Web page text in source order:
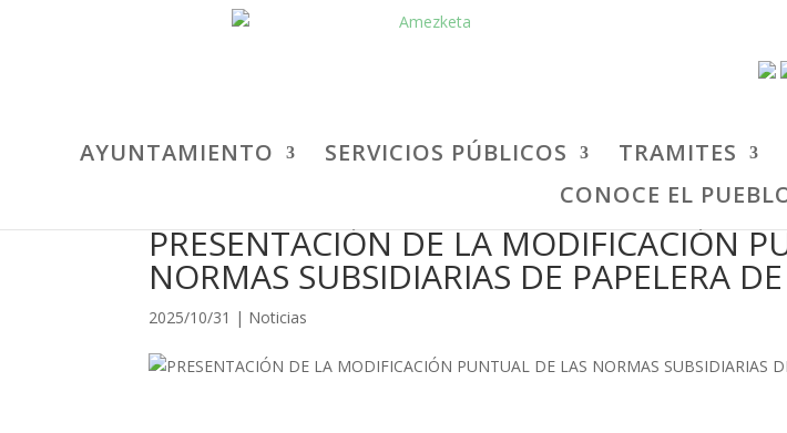
AYUNTAMIENTO SERVICIOS PÚBLICOS TRAMITES
CONOCE EL
PRESENTACIÓN DE LA MODIFICACIÓN
NORMAS SUBSIDIARIAS DE PAPELERA
2025/10/31 | Noticias